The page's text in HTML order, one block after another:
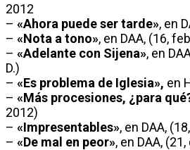
2012
– «Ahora puede ser tarde», en
– «Nota a tono», en DAA, (16,
– «Adelante con Sijena», en
D.)
– «Es problema de Iglesia», en
– «Más procesiones, ¿para
2012)
– «Impresentables», en DAA,
– «De mal en peor», en DAA,